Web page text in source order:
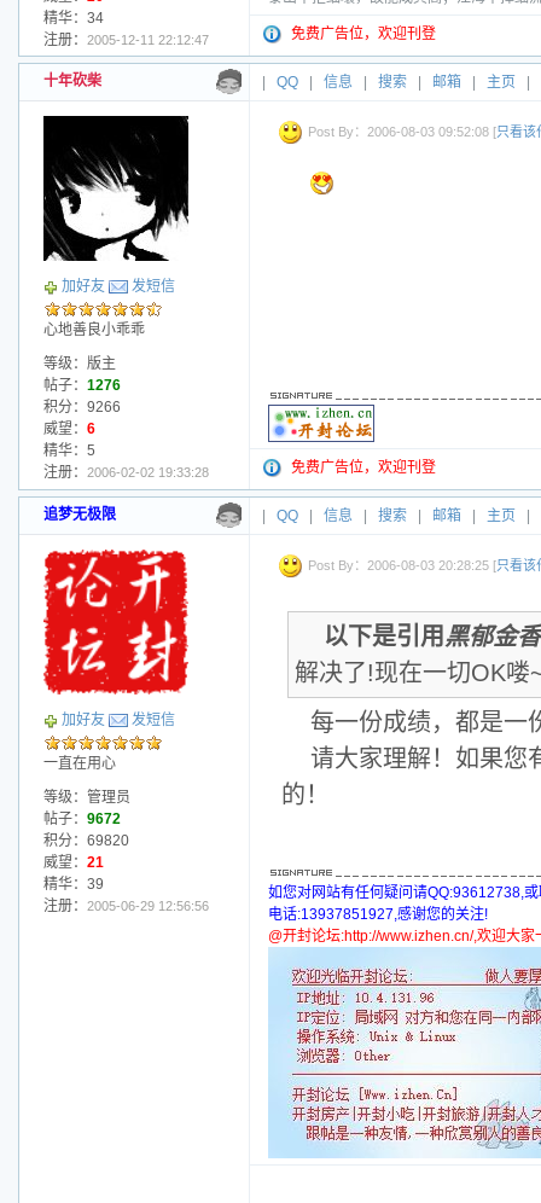
精华：34
注册： 2005-12-11 22:12:47 免费广告位，欢迎刊登
十年砍柴 QQ 信息 搜索 邮箱 主页
加好友 发短信
心地善良小乖乖
等级：版主
帖子： 1276
积分：9266
威望： 6
精华：5
注册： 2006-02-02 19:33:28
Post By：2006-08-03 09:52:08 [只看该
免费广告位，欢迎刊登
追梦无极限 QQ 信息 搜索 邮箱 主页
加好友 发短信
一直在用心
等级：管理员
帖子： 9672
积分：69820
威望： 21
精华：39
注册： 2005-06-29 12:56:56
Post By：2006-08-03 20:28:25 [只看该
以下是引用 黑郁金香
解决了!现在一切OK喽
每一份成绩，都是一
请大家理解！如果您
的！
如您对网站有任何疑问请QQ:93612738,
电话:13937851927,感谢您的关注!
@开封论坛:http://www.izhen.cn/,欢迎大家